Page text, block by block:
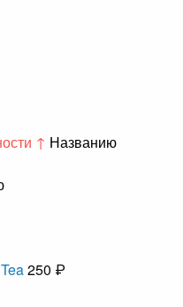
↑ Названию
250 ₽